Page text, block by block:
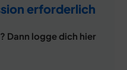
erforderlich
Dann logge dich hier